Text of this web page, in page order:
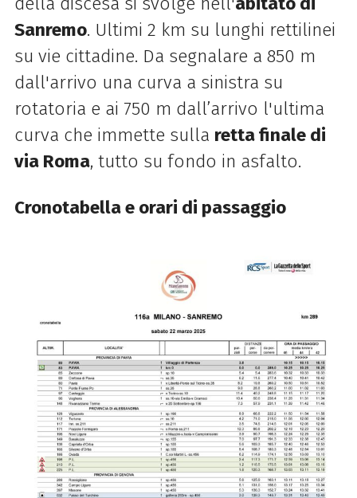
Sanremo. Ultimi 2 km su lunghi rettilinei
su vie cittadine. Da segnalare a 850 m
dall'arrivo una curva a sinistra su
rotatoria e ai 750 m dall’arrivo l'ultima
curva che immette sulla retta finale di
via Roma, tutto su fondo in asfalto.
Cronotabella e orari di passaggio